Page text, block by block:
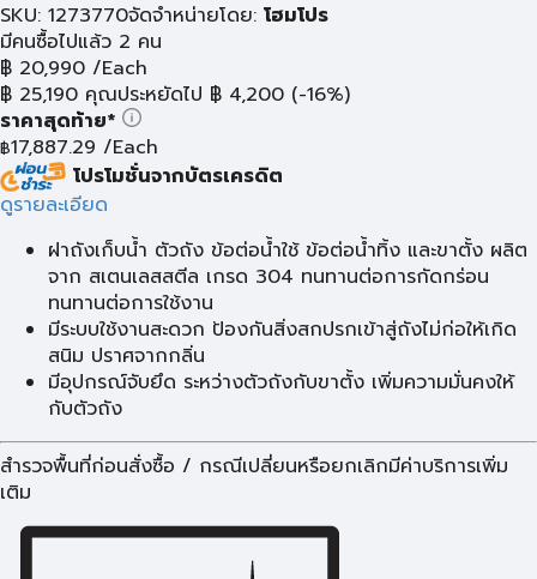
SKU: 1273770จัดจำหน่ายโดย: โฮมโปร
มีคนซื้อไปแล้ว 2 คน
฿ 20,990 /Each
฿ 25,190 คุณประหยัดไป ฿ 4,200 (-16%)
ราคาสุดท้าย*
฿17,887.29 /Each
โปรโมชั่นจากบัตรเครดิต
ดูรายละเอียด
ฝาถังเก็บน้ำ ตัวถัง ข้อต่อน้ำใช้ ข้อต่อน้ำทิ้ง และขาตั้ง ผลิต
จาก สเตนเลสสตีล เกรด 304 ทนทานต่อการกัดกร่อน
ทนทานต่อการใช้งาน
มีระบบใช้งานสะดวก ป้องกันสิ่งสกปรกเข้าสู่ถังไม่ก่อให้เกิด
สนิม ปราศจากกลิ่น
มีอุปกรณ์จับยึด ระหว่างตัวถังกับขาตั้ง เพิ่มความมั่นคงให้
กับตัวถัง
สำรวจพื้นที่ก่อนสั่งซื้อ / กรณีเปลี่ยนหรือยกเลิกมีค่าบริการเพิ่ม
เติม